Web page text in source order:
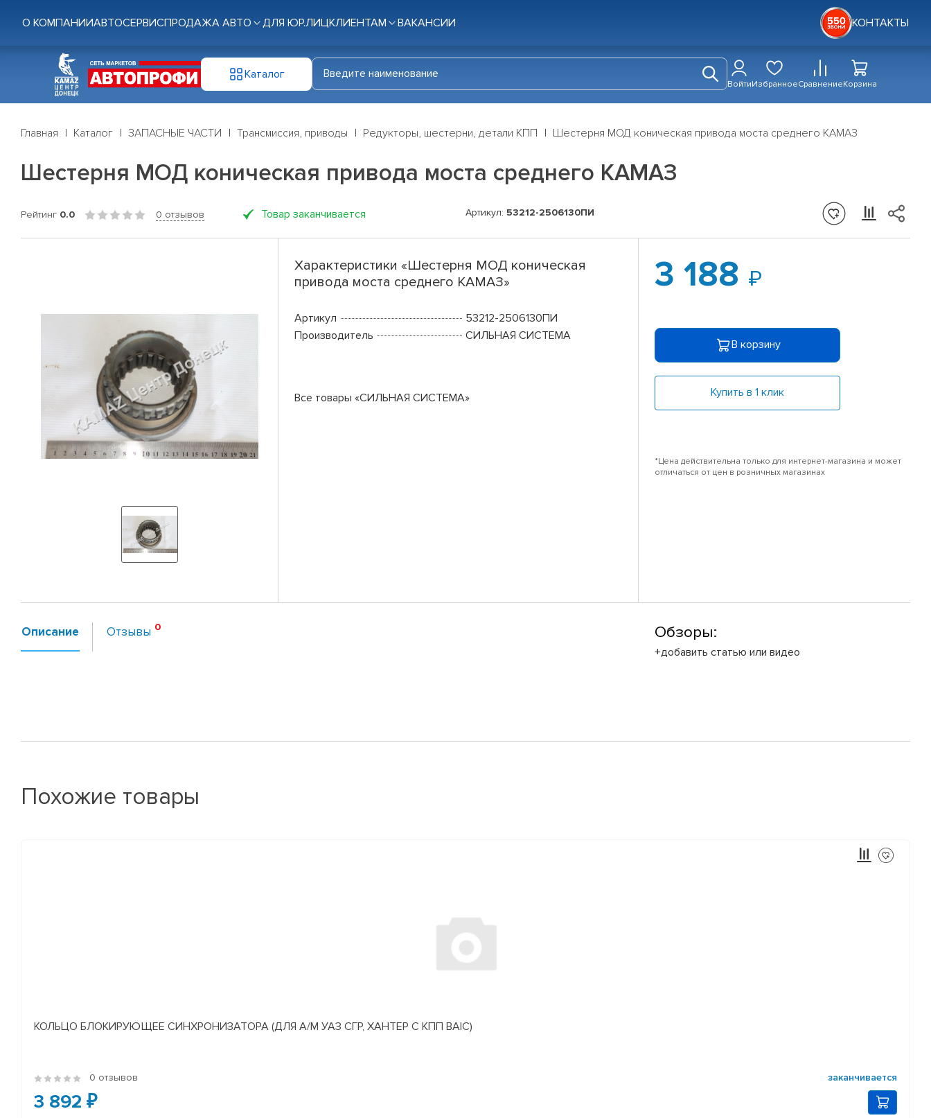
О КОМПАНИИАВТОСЕРВИСПРОДАЖА АВТО ДЛЯ ЮР.ЛИЦКЛИЕНТАМ ВАКАНСИИ КОНТАКТЫ
Каталог
ВойтиИзбранноеСравнениеКорзина
Главная Каталог ЗАПАСНЫЕ ЧАСТИ Трансмиссия, приводы Редукторы, шестерни, детали КПП Шестерня МОД коническая привода моста среднего КАМАЗ
Шестерня МОД коническая привода моста среднего КАМАЗ
Рейтинг 0.0 0 отзывов Товар заканчивается Артикул: 53212-2506130ПИ
Характеристики «Шестерня МОД коническая
привода моста среднего КАМАЗ»
Артикул
53212-2506130ПИ
Производитель
СИЛЬНАЯ СИСТЕМА
Все товары «СИЛЬНАЯ СИСТЕМА»
3 188
В корзину
Купить в 1 клик
*Цена действительна только для интернет-магазина и может
отличаться от цен в розничных магазинах
Описание Отзывы Обзоры:
+добавить статью или видео
Похожие товары
КОЛЬЦО БЛОКИРУЮЩЕЕ СИНХРОНИЗАТОРА (ДЛЯ А/М УАЗ СГР, ХАНТЕР С КПП BAIC)
0 отзывов заканчивается
3 892 ₽